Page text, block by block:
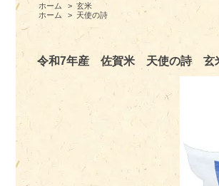
ホーム > 玄米
ホーム
> 天使の詩
令和7年産 佐賀米 天使の詩 玄